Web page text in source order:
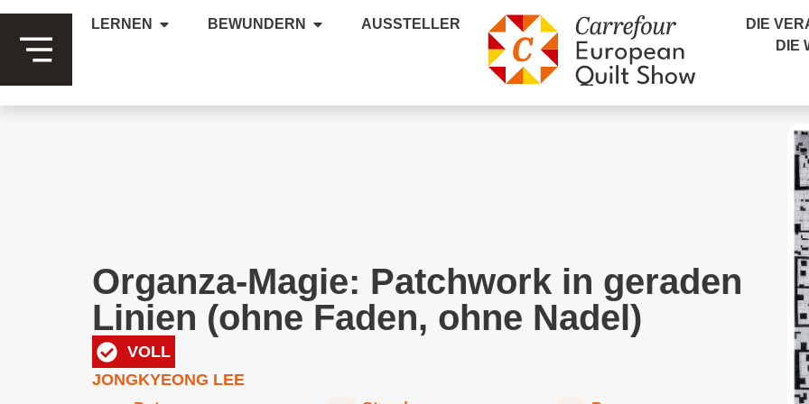
LERNEN BEWUNDERN AUSSTELLER
DIE
DIE
Organza-Magie: Patchwork in geraden
Linien (ohne Faden, ohne Nadel)
VOLL
JONGKYEONG LEE